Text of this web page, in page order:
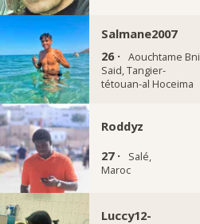
Salmane2007
26 · Aouchtame Bni
Said, Tangier-
tétouan-al Hoceima
Roddyz
27 ·
Salé,
Maroc
Luccy12-